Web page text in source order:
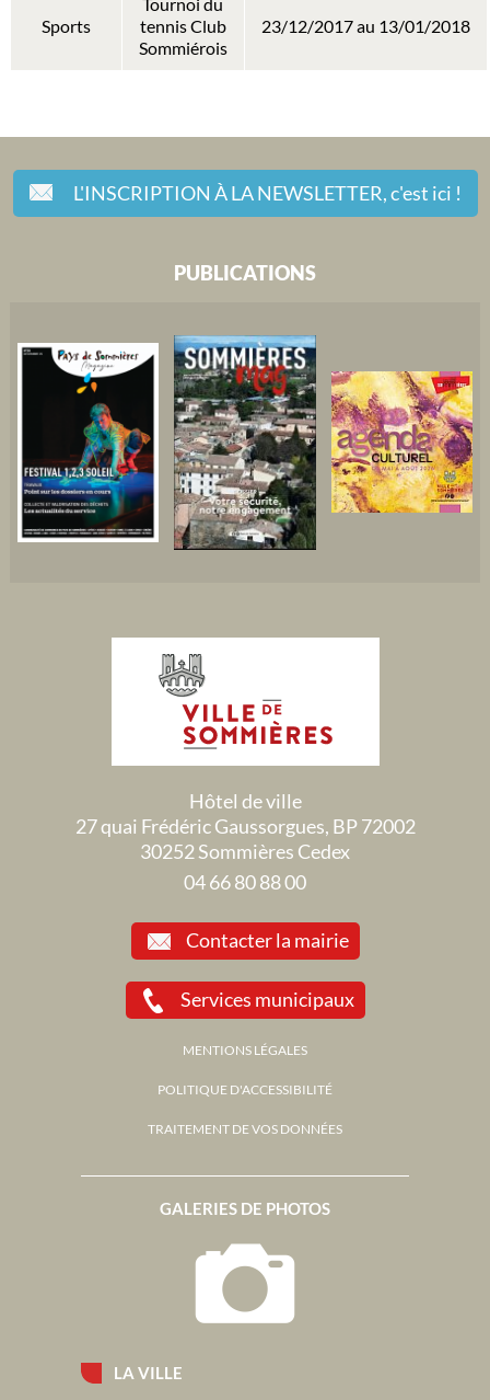
Sports
Tournoi du
tennis Club
Sommiérois
23/12/2017 au 13/01/2018
L'INSCRIPTION À LA NEWSLETTER,c'est ici !
LA VILLE
GALERIES DE PHOTOS
PUBLICATIONS
Hôtel de ville
27 quai Frédéric Gaussorgues, BP 72002
30252 Sommières Cedex
04 66 80 88 00
Contacter la mairie
Services municipaux
MENTIONS LÉGALES
POLITIQUE D'ACCESSIBILITÉ
TRAITEMENT DE VOS DONNÉES